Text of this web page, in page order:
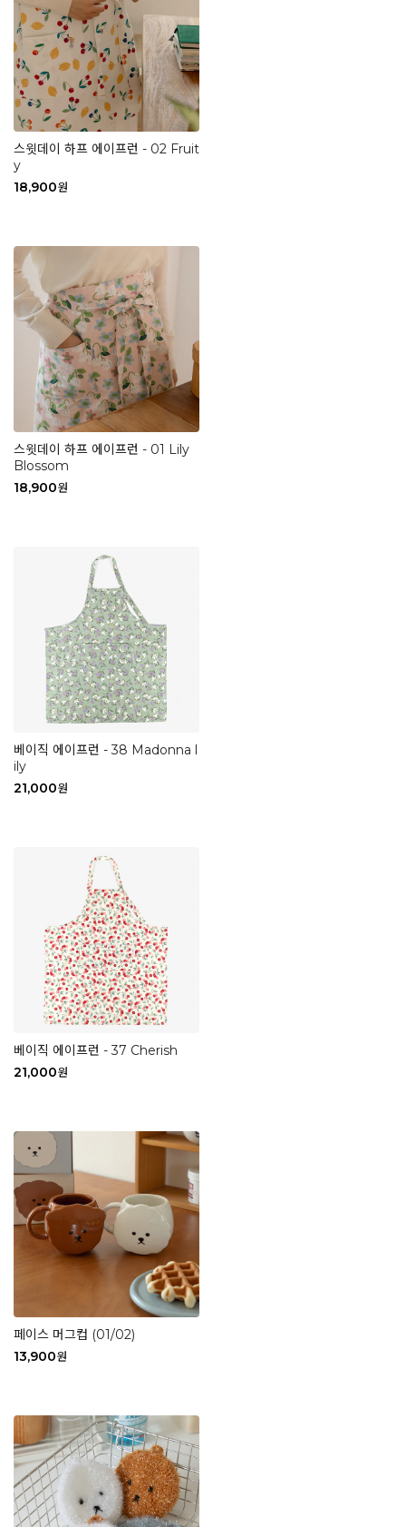
스윗데이 하프 에이프런 - 02 Fruit
y
18,900원
스윗데이 하프 에이프런 - 01 Lily
Blossom
18,900원
베이직 에이프런 - 38 Madonna l
ily
21,000원
베이직 에이프런 - 37 Cherish
21,000원
페이스 머그컵 (01/02)
13,900원